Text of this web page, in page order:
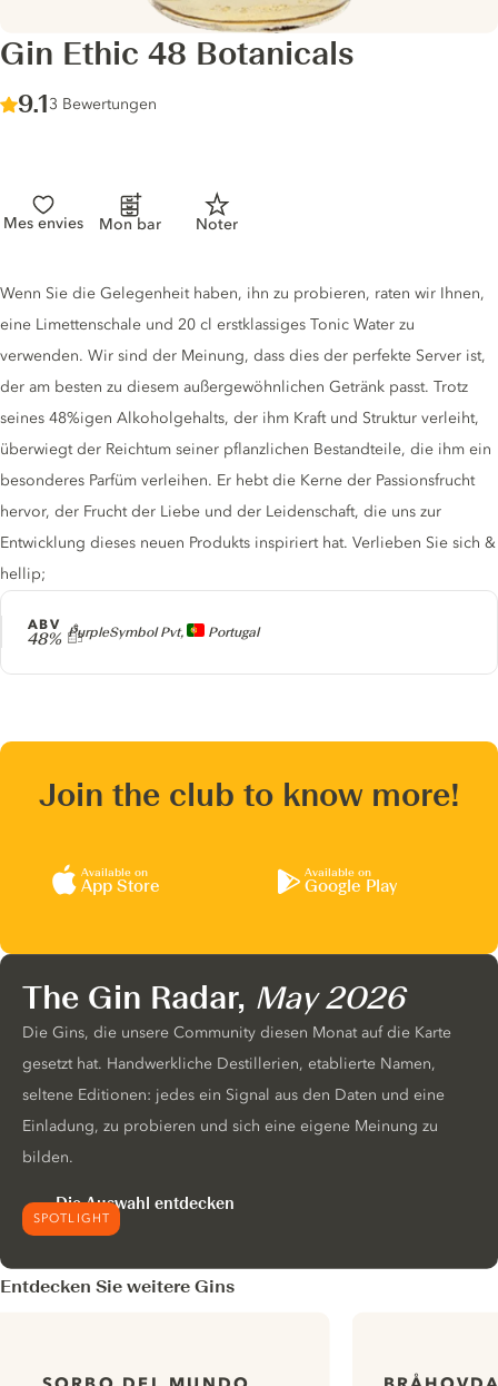
Gin Ethic 48 Botanicals
Score :
9.1/ 10
3 Bewertungen
Mes envies Mon bar Noter
Producer
PurpleSymbol Pvt, Portugal
ABV
48%
Gin description
Wenn Sie die Gelegenheit haben, ihn zu probieren, raten wir Ihnen,
eine Limettenschale und 20 cl erstklassiges Tonic Water zu
verwenden. Wir sind der Meinung, dass dies der perfekte Server ist,
der am besten zu diesem außergewöhnlichen Getränk passt. Trotz
seines 48%igen Alkoholgehalts, der ihm Kraft und Struktur verleiht,
überwiegt der Reichtum seiner pflanzlichen Bestandteile, die ihm ein
besonderes Parfüm verleihen. Er hebt die Kerne der Passionsfrucht
hervor, der Frucht der Liebe und der Leidenschaft, die uns zur
Entwicklung dieses neuen Produkts inspiriert hat. Verlieben Sie sich &
hellip;
Join the club to know more!
Available on
App Store
Available on
Google Play
SPOTLIGHT
The Gin Radar, May 2026
Die Gins, die unsere Community diesen Monat auf die Karte
gesetzt hat. Handwerkliche Destillerien, etablierte Namen,
seltene Editionen: jedes ein Signal aus den Daten und eine
Einladung, zu probieren und sich eine eigene Meinung zu
bilden.
Die Auswahl entdecken
Entdecken Sie weitere Gins